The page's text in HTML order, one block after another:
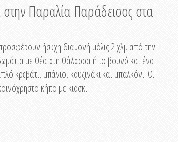
Παραλία Παράδεισος στα
ήσυχη διαμονή μόλις 2 χλμ από την
με θέα στη θάλασσα ή το βουνό και ένα
κρεβάτι, μπάνιο, κουζινάκι και μπαλκόνι. Οι
κήπο με κιόσκι.